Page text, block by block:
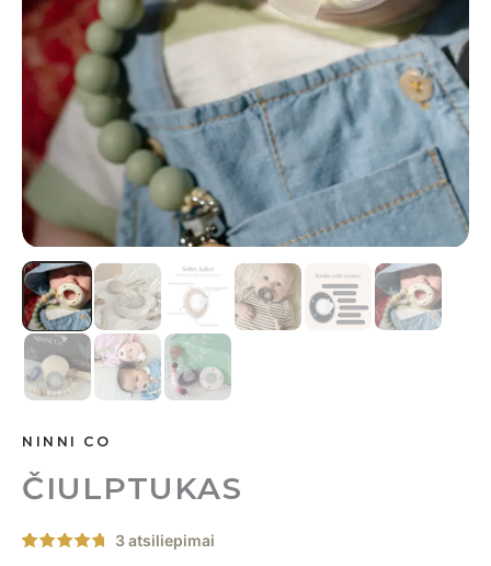
NINNI CO
ČIULPTUKAS
3 atsiliepimai